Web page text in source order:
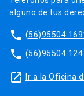
alguno de tus
phone (56)95504
phone (56)95504
launch Ir a la Oficina